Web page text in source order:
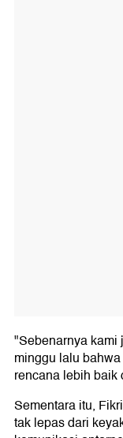
"Sebenarnya kami
minggu lalu
rencana lebih baik
Sementara itu,
tak lepas dari